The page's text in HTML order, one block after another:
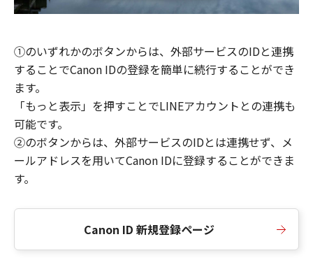
①のいずれかのボタンからは、外部サービスのIDと連携
することでCanon IDの登録を簡単に続行することができ
ます。
「もっと表示」を押すことでLINEアカウントとの連携も
可能です。
②のボタンからは、外部サービスのIDとは連携せず、メ
ールアドレスを用いてCanon IDに登録することができま
す。
Canon ID 新規登録ページ